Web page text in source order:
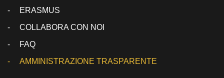
ERASMUS
COLLABORA CON NOI
FAQ
AMMINISTRAZIONE TRASPARENTE